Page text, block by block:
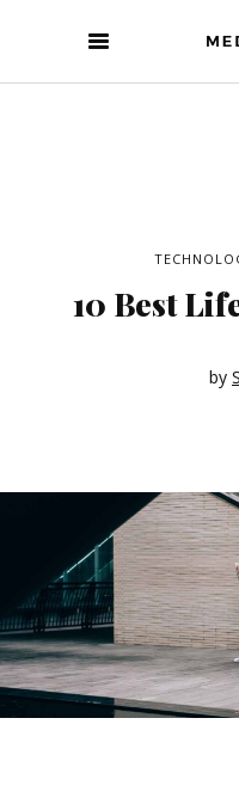
10 Best
by